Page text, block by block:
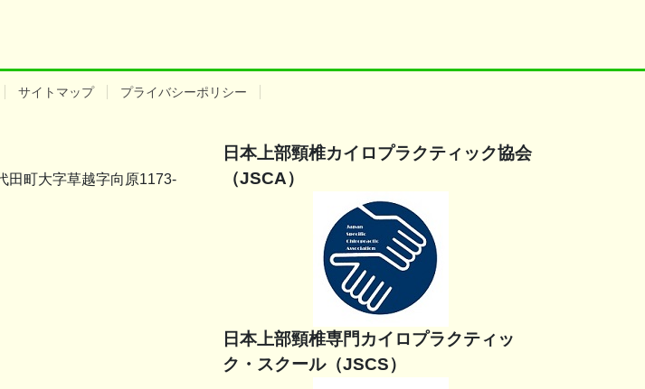
サイトマップ プライバシーポリシー
田町大字草越字向原1173-
日本上部頸椎カイロプラクティック協会
（JSCA）
日本上部頸椎専門カイロプラクティッ
ク・スクール（JSCS）